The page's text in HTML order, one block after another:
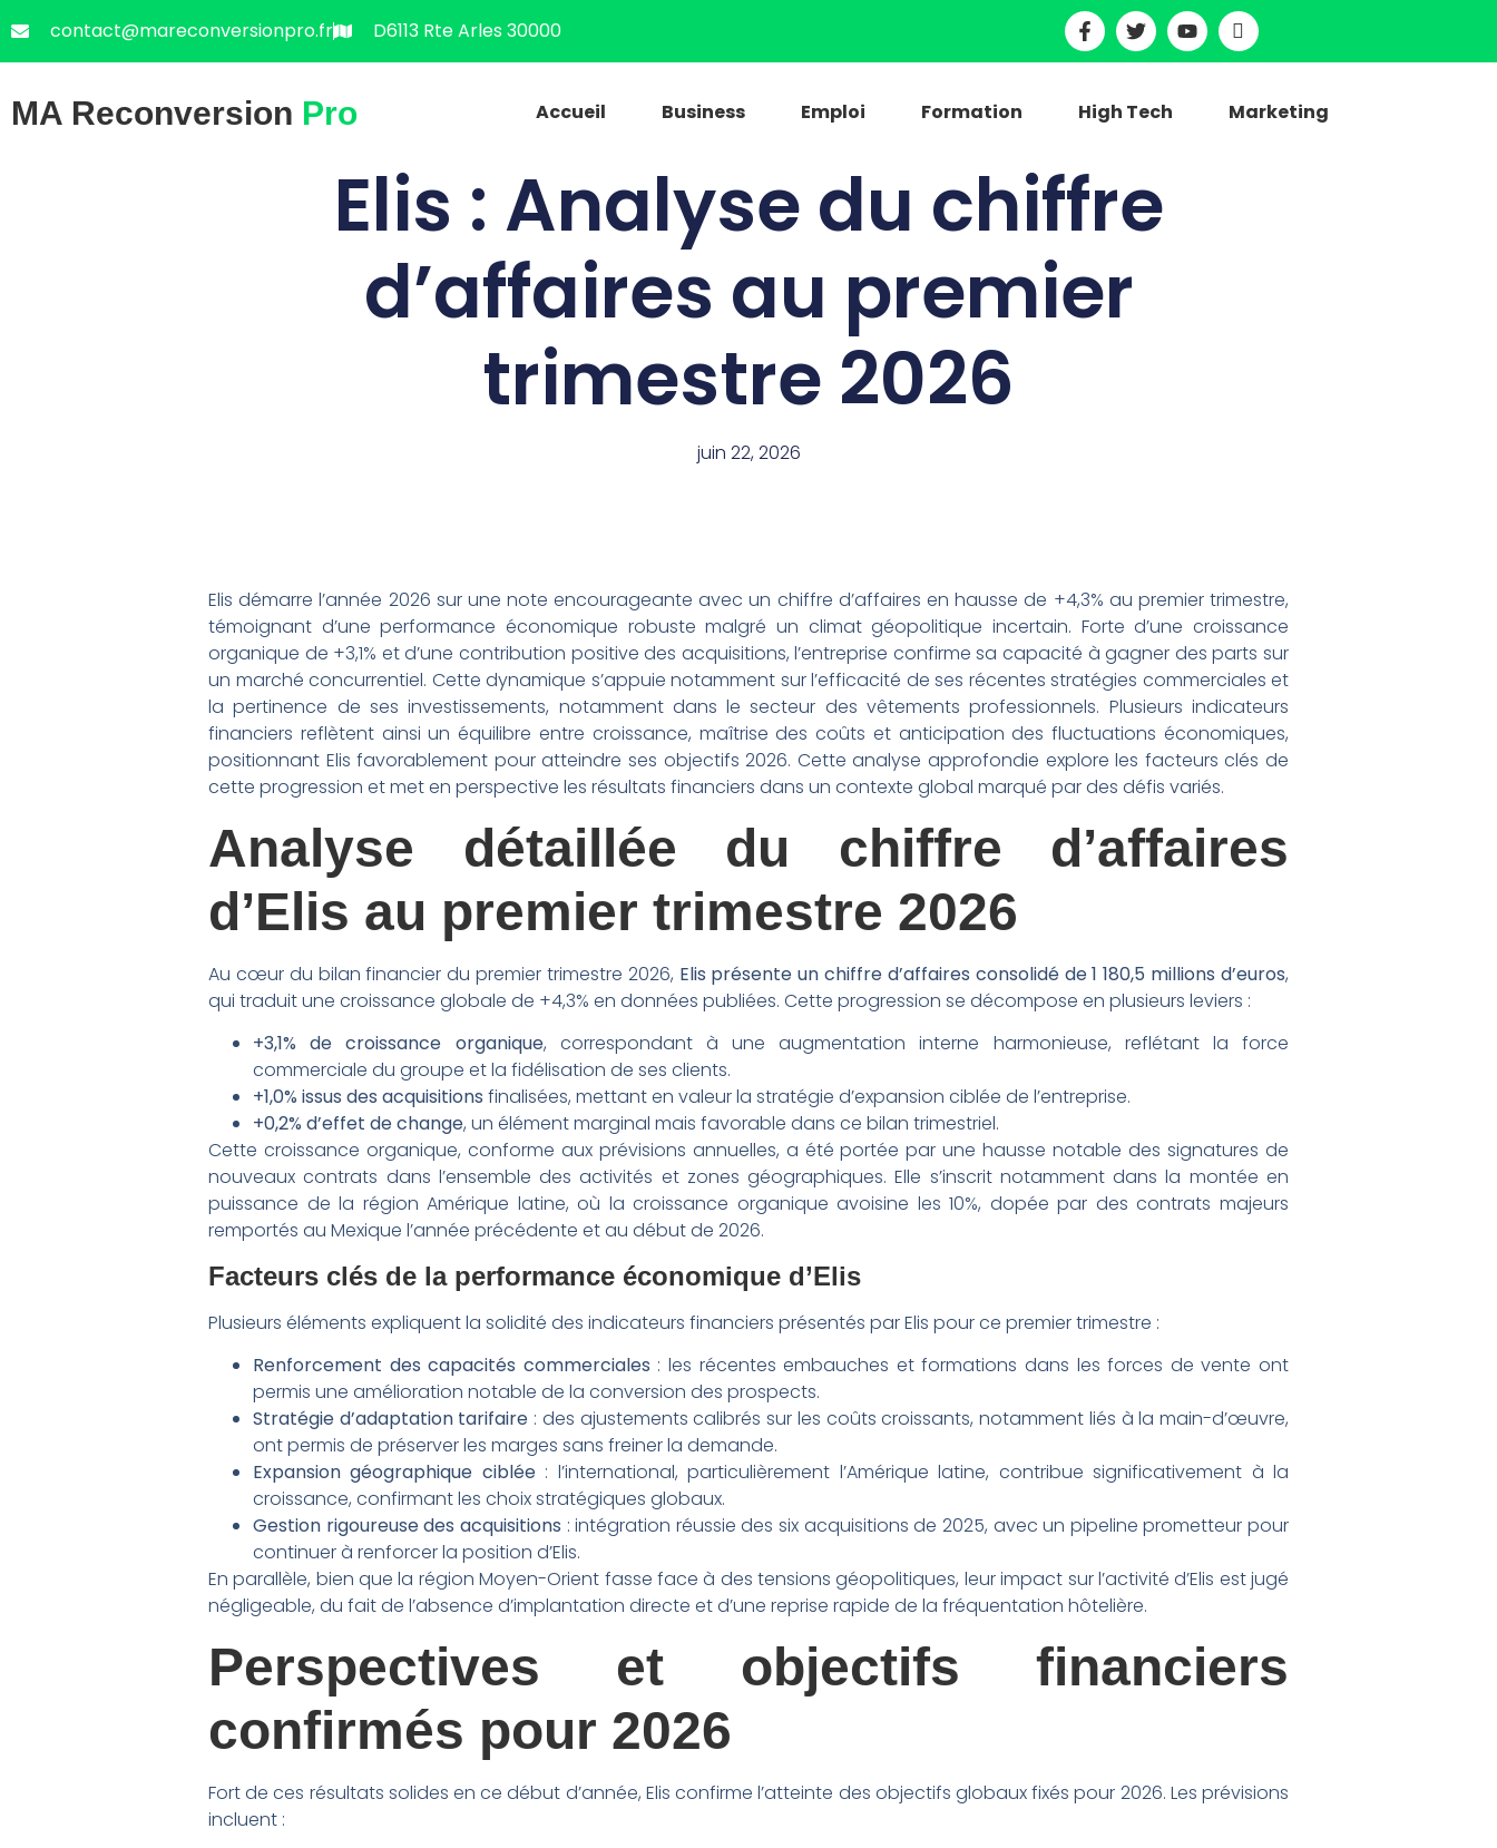
contact@mareconversionpro.fr D6113 Rte Arles 30000
MA Reconversion Pro Accueil Business Emploi Formation High Tech Marketing
Elis : Analyse du chiffre
d’affaires au premier
trimestre 2026
juin 22, 2026
Elis démarre l’année 2026 sur une note encourageante avec un chiffre d’affaires en hausse de +4,3% au premier trimestre,
témoignant d’une performance économique robuste malgré un climat géopolitique incertain. Forte d’une croissance
organique de +3,1% et d’une contribution positive des acquisitions, l’entreprise confirme sa capacité à gagner des parts sur
un marché concurrentiel. Cette dynamique s’appuie notamment sur l’efficacité de ses récentes stratégies commerciales et
la pertinence de ses investissements, notamment dans le secteur des vêtements professionnels. Plusieurs indicateurs
financiers reflètent ainsi un équilibre entre croissance, maîtrise des coûts et anticipation des fluctuations économiques,
positionnant Elis favorablement pour atteindre ses objectifs 2026. Cette analyse approfondie explore les facteurs clés de
cette progression et met en perspective les résultats financiers dans un contexte global marqué par des défis variés.
Analyse détaillée du chiffre d’affaires
d’Elis au premier trimestre 2026
Au cœur du bilan financier du premier trimestre 2026, Elis présente un chiffre d’affaires consolidé de 1 180,5 millions d’euros,
qui traduit une croissance globale de +4,3% en données publiées. Cette progression se décompose en plusieurs leviers :
+3,1% de croissance organique, correspondant à une augmentation interne harmonieuse, reflétant la force
commerciale du groupe et la fidélisation de ses clients.
+1,0% issus des acquisitions finalisées, mettant en valeur la stratégie d’expansion ciblée de l’entreprise.
+0,2% d’effet de change, un élément marginal mais favorable dans ce bilan trimestriel.
Cette croissance organique, conforme aux prévisions annuelles, a été portée par une hausse notable des signatures de
nouveaux contrats dans l’ensemble des activités et zones géographiques. Elle s’inscrit notamment dans la montée en
puissance de la région Amérique latine, où la croissance organique avoisine les 10%, dopée par des contrats majeurs
remportés au Mexique l’année précédente et au début de 2026.
Facteurs clés de la performance économique d’Elis
Plusieurs éléments expliquent la solidité des indicateurs financiers présentés par Elis pour ce premier trimestre :
Renforcement des capacités commerciales : les récentes embauches et formations dans les forces de vente ont
permis une amélioration notable de la conversion des prospects.
Stratégie d’adaptation tarifaire : des ajustements calibrés sur les coûts croissants, notamment liés à la main-d’œuvre,
ont permis de préserver les marges sans freiner la demande.
Expansion géographique ciblée: l’international, particulièrement l’Amérique latine, contribue significativement à la
croissance, confirmant les choix stratégiques globaux.
Gestion rigoureuse des acquisitions : intégration réussie des six acquisitions de 2025, avec un pipeline prometteur pour
continuer à renforcer la position d’Elis.
En parallèle, bien que la région Moyen-Orient fasse face à des tensions géopolitiques, leur impact sur l’activité d’Elis est jugé
négligeable, du fait de l’absence d’implantation directe et d’une reprise rapide de la fréquentation hôtelière.
Perspectives et objectifs financiers
confirmés pour 2026
Fort de ces résultats solides en ce début d’année, Elis confirme l’atteinte des objectifs globaux fixés pour 2026. Les prévisions
incluent :